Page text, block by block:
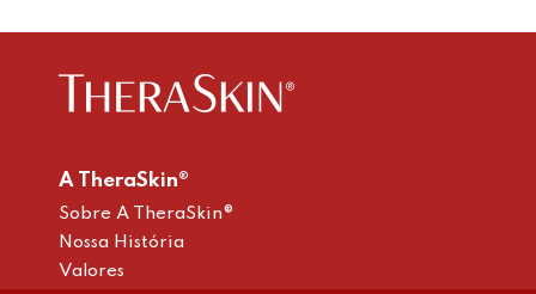
A TheraSkin®
Sobre A TheraSkin®
Nossa História
Valores